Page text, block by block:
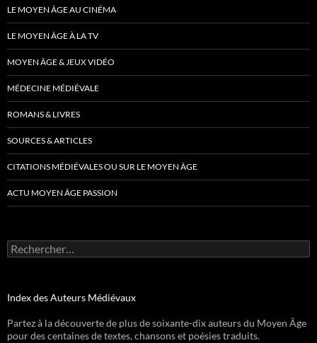
LE MOYEN ÂGE AU CINÉMA
LE MOYEN ÂGE À LA TV
MOYEN ÂGE & JEUX VIDÉO
MÉDECINE MÉDIÉVALE
ROMANS & LIVRES
SOURCES & ARTICLES
CITATIONS MÉDIÉVALES OU SUR LE MOYEN ÂGE
ACTU MOYEN ÂGE PASSION
Rechercher :
Index des Auteurs Médiévaux
Partez à la découverte de plus de soixante-dix auteurs du Moyen Âge
pour des centaines de textes, chansons et poésies traduits.